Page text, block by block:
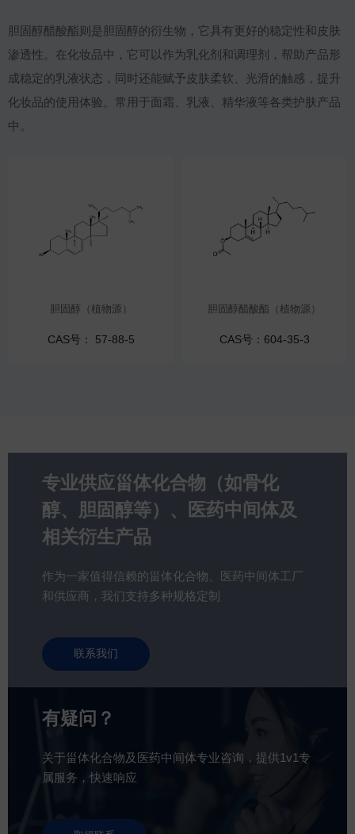
胆固醇醋酸酯则是胆固醇的衍生物，它具有更好的稳定性和皮肤
渗透性。在化妆品中，它可以作为乳化剂和调理剂，帮助产品形
成稳定的乳液状态，同时还能赋予皮肤柔软、光滑的触感，提升
化妆品的使用体验。常用于面霜、乳液、精华液等各类护肤产品
中。
胆固醇（植物源）
CAS号： 57-88-5
胆固醇醋酸酯（植物源）
CAS号：604-35-3
专业供应甾体化合物（如骨化
醇、胆固醇等）、医药中间体及
相关衍生产品
作为一家值得信赖的甾体化合物、医药中间体工厂
和供应商，我们支持多种规格定制
联系我们
有疑问？
关于甾体化合物及医药中间体专业咨询，提供1v1专
属服务，快速响应